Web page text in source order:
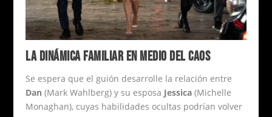
LA DINÁMICA FAMILIAR EN MEDIO DEL CAOS
Se espera que el guión desarrolle la relación entre
Dan (Mark Wahlberg) y su esposa Jessica (Michelle
Monaghan), cuyas habilidades ocultas podrían volver